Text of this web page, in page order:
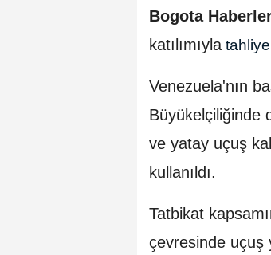
Bogota
katılımıyla
Venezuela'nın
Büyükelçiliğinde
ve yatay uçuş
kullanıldı.
Tatbikat
çevresinde uçuş